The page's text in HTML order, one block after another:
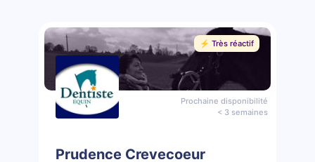
⚡️ Très réactif
Prochaine disponibilité
< 3 semaines
Prudence Crevecoeur